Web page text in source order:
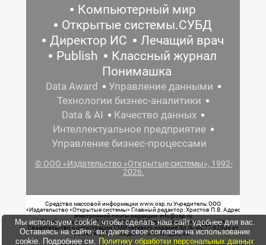
Компьютерный мир
Открытые системы.СУБД
Директор ИС
Лечащий врач
Publish
Классный журнал
Понимашка
Data Award
Управление данными
Технологии бизнес-аналитики
Data & AI
Качество данных
Интеллектуальное предприятие
Управление бизнес-процессами
© ООО «Издательство «Открытые системы», 1992-
2026.
Средство массовой информации www.osp.ru Учредитель: ООО
«Издательство «Открытые системы» Главный редактор: Христов П.В. Адрес
электронной почты редакции: info@osp.ru
Телефон редакции: 7 (499) 703-18-54 Возрастная маркировка: 12+
Свидетельство о регистрации СМИ сетевого издания Эл.№ ФС77-62008 от
05 июня 2015 г. выдано Роскомнадзором.
Мы используем cookie, чтобы сделать наш сайт удобнее для вас.
Оставаясь на сайте, вы даете свое согласие на использование
cookie. Подробнее см. Политику обработки персональных данных